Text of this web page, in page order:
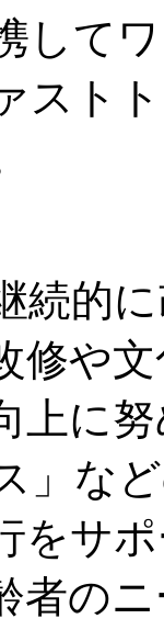
して
スト
続的
修や
上に
」な
をサ
者の